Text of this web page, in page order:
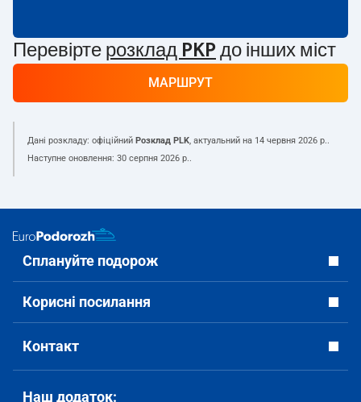
Перевірте розклад PKP до інших міст
МАРШРУТ
Дані розкладу: офіційний Розклад PLK, актуальний на 14 червня 2026 р..
Наступне оновлення: 30 серпня 2026 р..
Сплануйте подорож
Корисні посилання
Контакт
Наш додаток: